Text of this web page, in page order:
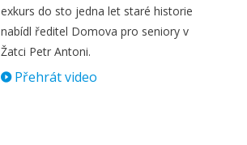
exkurs do sto jedna let staré historie
nabídl ředitel Domova pro seniory v
Žatci Petr Antoni.
Přehrát video